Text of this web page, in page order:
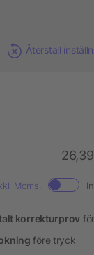
Återställ
Moms.
korrekturprov
före tryck